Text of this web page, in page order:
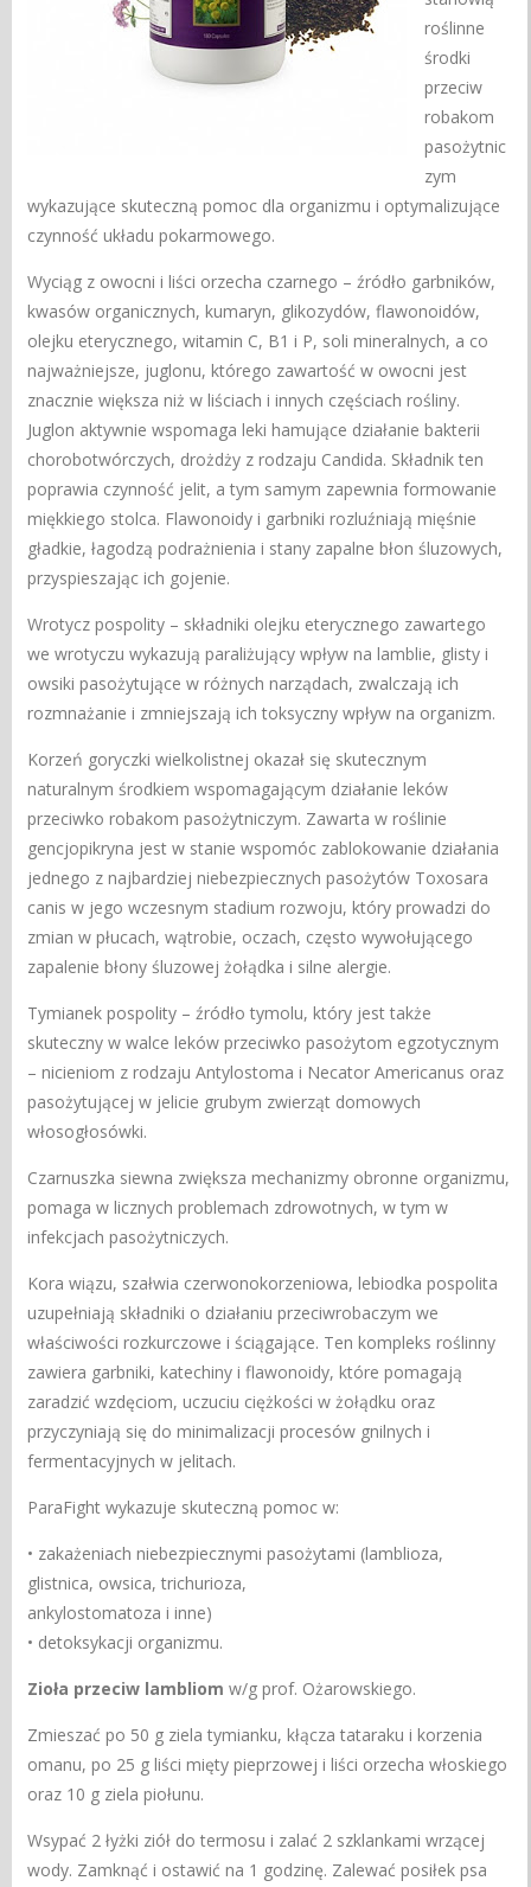
roślinne
środki
przeciw
robakom
pasożytnic
zym
wykazujące skuteczną pomoc dla organizmu i optymalizujące
czynność układu pokarmowego.
Wyciąg z owocni i liści orzecha czarnego – źródło garbników,
kwasów organicznych, kumaryn, glikozydów, flawonoidów,
olejku eterycznego, witamin C, B1 i P, soli mineralnych, a co
najważniejsze, juglonu, którego zawartość w owocni jest
znacznie większa niż w liściach i innych częściach rośliny.
Juglon aktywnie wspomaga leki hamujące działanie bakterii
chorobotwórczych, drożdży z rodzaju Candida. Składnik ten
poprawia czynność jelit, a tym samym zapewnia formowanie
miękkiego stolca. Flawonoidy i garbniki rozluźniają mięśnie
gładkie, łagodzą podrażnienia i stany zapalne błon śluzowych,
przyspieszając ich gojenie.
Wrotycz pospolity – składniki olejku eterycznego zawartego
we wrotyczu wykazują paraliżujący wpływ na lamblie, glisty i
owsiki pasożytujące w różnych narządach, zwalczają ich
rozmnażanie i zmniejszają ich toksyczny wpływ na organizm.
Korzeń goryczki wielkolistnej okazał się skutecznym
naturalnym środkiem wspomagającym działanie leków
przeciwko robakom pasożytniczym. Zawarta w roślinie
gencjopikryna jest w stanie wspomóc zablokowanie działania
jednego z najbardziej niebezpiecznych pasożytów Toxosara
canis w jego wczesnym stadium rozwoju, który prowadzi do
zmian w płucach, wątrobie, oczach, często wywołującego
zapalenie błony śluzowej żołądka i silne alergie.
Tymianek pospolity – źródło tymolu, który jest także
skuteczny w walce leków przeciwko pasożytom egzotycznym
– nicieniom z rodzaju Antylostoma i Necator Americanus oraz
pasożytującej w jelicie grubym zwierząt domowych
włosogłosówki.
Czarnuszka siewna zwiększa mechanizmy obronne organizmu,
pomaga w licznych problemach zdrowotnych, w tym w
infekcjach pasożytniczych.
Kora wiązu, szałwia czerwonokorzeniowa, lebiodka pospolita
uzupełniają składniki o działaniu przeciwrobaczym we
właściwości rozkurczowe i ściągające. Ten kompleks roślinny
zawiera garbniki, katechiny i flawonoidy, które pomagają
zaradzić wzdęciom, uczuciu ciężkości w żołądku oraz
przyczyniają się do minimalizacji procesów gnilnych i
fermentacyjnych w jelitach.
ParaFight wykazuje skuteczną pomoc w:
• zakażeniach niebezpiecznymi pasożytami (lamblioza,
glistnica, owsica, trichurioza,
ankylostomatoza i inne)
• detoksykacji organizmu.
Zioła przeciw lambliom w/g prof. Ożarowskiego.
Zmieszać po 50 g ziela tymianku, kłącza tataraku i korzenia
omanu, po 25 g liści mięty pieprzowej i liści orzecha włoskiego
oraz 10 g ziela piołunu.
Wsypać 2 łyżki ziół do termosu i zalać 2 szklankami wrzącej
wody. Zamknąć i ostawić na 1 godzinę. Zalewać posiłek psa